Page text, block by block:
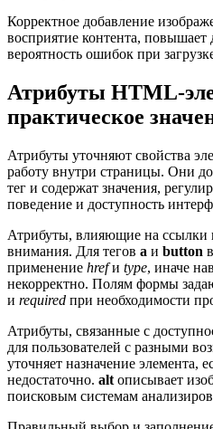
Корректное добавление
восприятие контента, повышает
вероятность ошибок при
Атрибуты HTML-
практическое
Атрибуты уточняют свойства
работу внутри страницы. Они
тег и содержат значения,
поведение и доступность
Атрибуты, влияющие на ссылки
внимания. Для тегов a и button
применение hrefи type, иначе
некорректно. Полям формы
и required при необходимости
Атрибуты, связанные с
для пользователей с разными
уточняет назначение элемента,
недостаточно. alt описывает
поисковым системам